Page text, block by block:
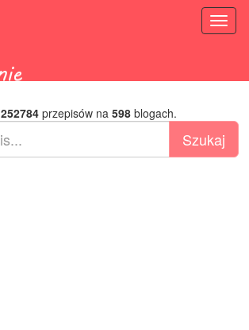
252784przepisów na 598blogach.